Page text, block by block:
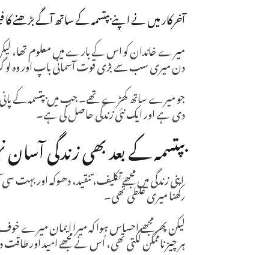
آخرکار میں نے اپنے بپتسمہ کے ساتھ آگے بڑھنے کا
میرے خاندان کو اس کے بارے میں معلوم تھا،
دن میری سب سے بڑی قوت آسمانی باپ اور وہ
جو میرے ساتھ کھڑے تھے۔ جب میں بپتسمہ کے پانی
دی ہے اور ایک نئی زندگی حاصل کی ہے۔
بپتسمہ کے بعد بھی زندگی
اپنی زندگی میں مجھے تکلیف، تنقید، دھوکہ اور بہت
رکھنا میری غلطی تھی۔
لیکن پھر مجھے احساس ہوا کہ میرا ایمان
ہر چیز ناممکن لگتی تھی، اُس نے مجھے امید اور